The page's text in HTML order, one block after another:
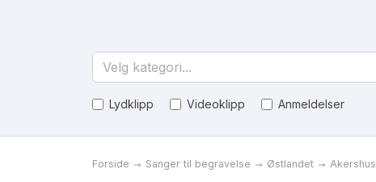
Velg kategori...
Lydklipp Videoklipp Anmeldelser
Forside Sanger til begravelse Østlandet Akershus